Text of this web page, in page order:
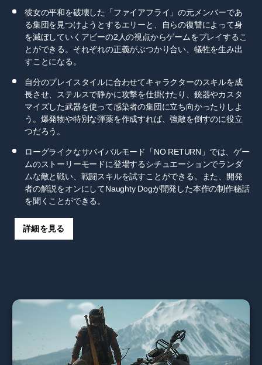
彼女の平和を破壊した「ファイアフライ」の元メンバーであ
る集団を見つけようとするエリーと、自らの復讐によって身
を滅ぼしていくアビーの2人の視点からゲームをプレイするこ
とができる。それぞれの正義がぶつかり合い、犠牲を生み出
すことになる。
自分のプレイスタイルに合わせてキャラクターのスキルを成
長させ、ステルスで静かに攻撃を仕掛けたり、銃器やカスタ
マイズした武器を使って感染者の集団に立ち向かったりしよ
う。爆発物や特別な弾薬を作成すれば、強敵を倒すのに役立
つだろう。
ローグライクなサバイバルモード「NO RETURN」では、ゲー
ムのストーリーモードに登場するシチュエーションでランダ
ムな敵と戦い、戦闘スキルを試すことができる。また、開発
者の解説をオンにしてNaughty Dogが開発した本作の制作秘話
を聞くことができる。
詳細を見る